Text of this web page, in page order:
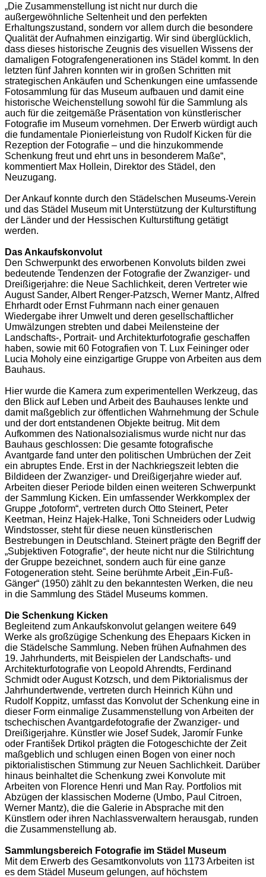
„Die Zusammenstellung ist nicht nur durch die
außergewöhnliche Seltenheit und den perfekten
Erhaltungszustand, sondern vor allem durch die besondere
Qualität der Aufnahmen einzigartig. Wir sind überglücklich,
dass dieses historische Zeugnis des visuellen Wissens der
damaligen Fotografengenerationen ins Städel kommt. In den
letzten fünf Jahren konnten wir in großen Schritten mit
strategischen Ankäufen und Schenkungen eine umfassende
Fotosammlung für das Museum aufbauen und damit eine
historische Weichenstellung sowohl für die Sammlung als
auch für die zeitgemäße Präsentation von künstlerischer
Fotografie im Museum vornehmen. Der Erwerb würdigt auch
die fundamentale Pionierleistung von Rudolf Kicken für die
Rezeption der Fotografie – und die hinzukommende
Schenkung freut und ehrt uns in besonderem Maße“,
kommentiert Max Hollein, Direktor des Städel, den
Neuzugang.
Der Ankauf konnte durch den Städelschen Museums-Verein
und das Städel Museum mit Unterstützung der Kulturstiftung
der Länder und der Hessischen Kulturstiftung getätigt
werden.
Das Ankaufskonvolut
Den Schwerpunkt des erworbenen Konvoluts bilden zwei
bedeutende Tendenzen der Fotografie der Zwanziger- und
Dreißigerjahre: die Neue Sachlichkeit, deren Vertreter wie
August Sander, Albert Renger-Patzsch, Werner Mantz, Alfred
Ehrhardt oder Ernst Fuhrmann nach einer genauen
Wiedergabe ihrer Umwelt und deren gesellschaftlicher
Umwälzungen strebten und dabei Meilensteine der
Landschafts-, Portrait- und Architekturfotografie geschaffen
haben, sowie mit 60 Fotografien von T. Lux Feininger oder
Lucia Moholy eine einzigartige Gruppe von Arbeiten aus dem
Bauhaus.
Hier wurde die Kamera zum experimentellen Werkzeug, das
den Blick auf Leben und Arbeit des Bauhauses lenkte und
damit maßgeblich zur öffentlichen Wahrnehmung der Schule
und der dort entstandenen Objekte beitrug. Mit dem
Aufkommen des Nationalsozialismus wurde nicht nur das
Bauhaus geschlossen: Die gesamte fotografische
Avantgarde fand unter den politischen Umbrüchen der Zeit
ein abruptes Ende. Erst in der Nachkriegszeit lebten die
Bildideen der Zwanziger- und Dreißigerjahre wieder auf.
Arbeiten dieser Periode bilden einen weiteren Schwerpunkt
der Sammlung Kicken. Ein umfassender Werkkomplex der
Gruppe „fotoform“, vertreten durch Otto Steinert, Peter
Keetman, Heinz Hajek-Halke, Toni Schneiders oder Ludwig
Windstosser, steht für diese neuen künstlerischen
Bestrebungen in Deutschland. Steinert prägte den Begriff der
„Subjektiven Fotografie“, der heute nicht nur die Stilrichtung
der Gruppe bezeichnet, sondern auch für eine ganze
Fotogeneration steht. Seine berühmte Arbeit „Ein-Fuß-
Gänger“ (1950) zählt zu den bekanntesten Werken, die neu
in die Sammlung des Städel Museums kommen.
Die Schenkung Kicken
Begleitend zum Ankaufskonvolut gelangen weitere 649
Werke als großzügige Schenkung des Ehepaars Kicken in
die Städelsche Sammlung. Neben frühen Aufnahmen des
19. Jahrhunderts, mit Beispielen der Landschafts- und
Architekturfotografie von Leopold Ahrendts, Ferdinand
Schmidt oder August Kotzsch, und dem Piktorialismus der
Jahrhundertwende, vertreten durch Heinrich Kühn und
Rudolf Koppitz, umfasst das Konvolut der Schenkung eine in
dieser Form einmalige Zusammenstellung von Arbeiten der
tschechischen Avantgardefotografie der Zwanziger- und
Dreißigerjahre. Künstler wie Josef Sudek, Jaromír Funke
oder František Drtikol prägten die Fotogeschichte der Zeit
maßgeblich und schlugen einen Bogen von einer noch
piktorialistischen Stimmung zur Neuen Sachlichkeit. Darüber
hinaus beinhaltet die Schenkung zwei Konvolute mit
Arbeiten von Florence Henri und Man Ray. Portfolios mit
Abzügen der klassischen Moderne (Umbo, Paul Citroen,
Werner Mantz), die die Galerie in Absprache mit den
Künstlern oder ihren Nachlassverwaltern herausgab, runden
die Zusammenstellung ab.
Sammlungsbereich Fotografie im Städel Museum
Mit dem Erwerb des Gesamtkonvoluts von 1173 Arbeiten ist
es dem Städel Museum gelungen, auf höchstem